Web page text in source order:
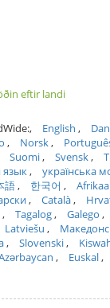
eftir landi
English
Norsk
Suomi Svensk
язык українська
語 한국어
Català
Tagalog Galego
Latviešu
Slovenski
Euskal